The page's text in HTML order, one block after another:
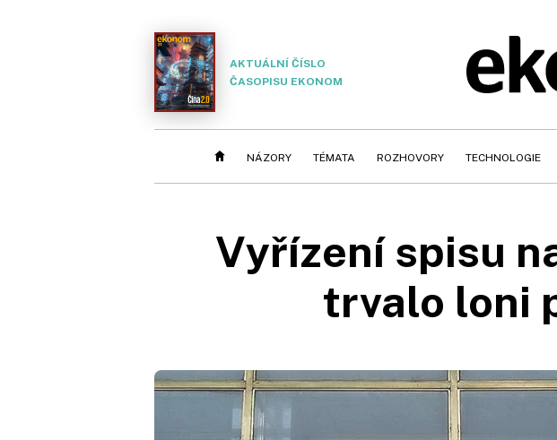
AKTUÁLNÍ ČÍSLO
ČASOPISU EKONOM
NÁZORY TÉMATA ROZHOVORY TECHNOLOGIE
Vyřízení spisu
trvalo loni